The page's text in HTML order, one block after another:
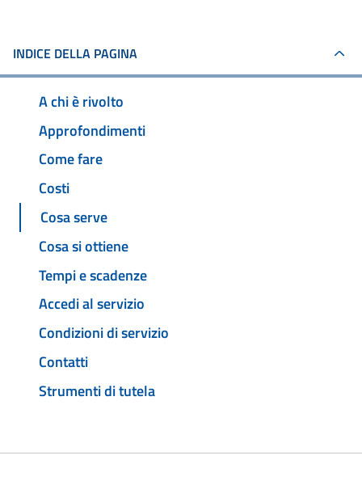
INDICE DELLA PAGINA
A chi è rivolto
Approfondimenti
Come fare
Costi
Cosa serve
Cosa si ottiene
Tempi e scadenze
Accedi al servizio
Condizioni di servizio
Contatti
Strumenti di tutela